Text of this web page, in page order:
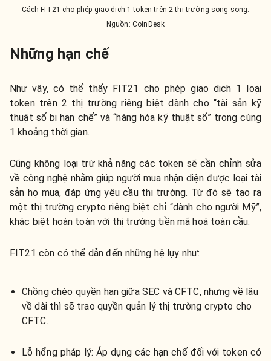
Cách FIT21 cho phép giao dịch 1 token trên 2 thị trường song song.
Nguồn: CoinDesk
Những hạn chế
Như vậy, có thể thấy FIT21 cho phép giao dịch 1 loại
token trên 2 thị trường riêng biệt dành cho “tài sản kỹ
thuật số bị hạn chế” và “hàng hóa kỹ thuật số” trong cùng
1 khoảng thời gian.
Cũng không loại trừ khả năng các token sẽ cần chỉnh sửa
về công nghệ nhằm giúp người mua nhận diện được loại tài
sản họ mua, đáp ứng yêu cầu thị trường. Từ đó sẽ tạo ra
một thị trường crypto riêng biệt chỉ “dành cho người Mỹ”,
khác biệt hoàn toàn với thị trường tiền mã hoá toàn cầu.
FIT21 còn có thể dẫn đến những hệ lụy như:
Chồng chéo quyền hạn giữa SEC và CFTC, nhưng về lâu
về dài thì sẽ trao quyền quản lý thị trường crypto cho
CFTC.
Lỗ hổng pháp lý: Áp dụng các hạn chế đối với token có